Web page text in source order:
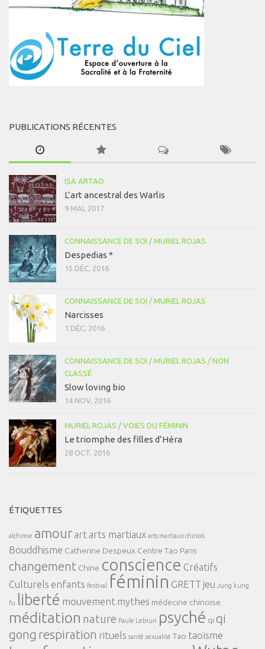
PUBLICATIONS RÉCENTES
ISA ARTAO
L’art ancestral des Warlis
9 MAI, 2017
CONNAISSANCE DE SOI / MURIEL ROJAS
Despedias *
15 DÉC, 2016
CONNAISSANCE DE SOI / MURIEL ROJAS
Narcisses
1 DÉC, 2016
CONNAISSANCE DE SOI / MURIEL ROJAS / NON
CLASSÉ
Slow loving bio
14 NOV, 2016
MURIEL ROJAS / VOIES DU FÉMININ
Le triomphe des filles d’Héra
28 OCT, 2016
ÉTIQUETTES
alchimie amour art arts martiaux arts martiaux chinois
Bouddhisme Catherine Despeux Centre Tao Paris
changement Chine conscience Créatifs
Culturels enfants festival féminin GRETT jeu Jung kung
fu liberté mouvement mythes médecine chinoise
méditation nature Paule Lebrun psyché qi qi
gong respiration rituels santé sexualité Tao taoïsme